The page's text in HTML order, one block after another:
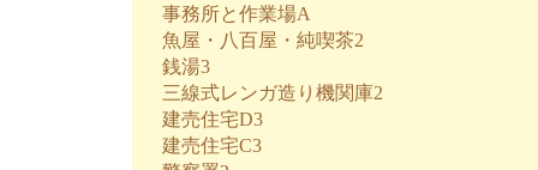
事務所と作業場A
魚屋・八百屋・純喫茶2
銭湯3
三線式レンガ造り機関庫2
建売住宅D3
建売住宅C3